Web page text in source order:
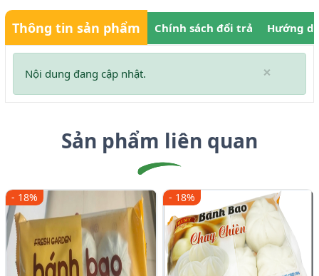
Thông tin sản phẩm Chính sách đổi trả Hướng
×
Nội dung đang cập nhật.
Sản phẩm liên quan
- 18% - 18%